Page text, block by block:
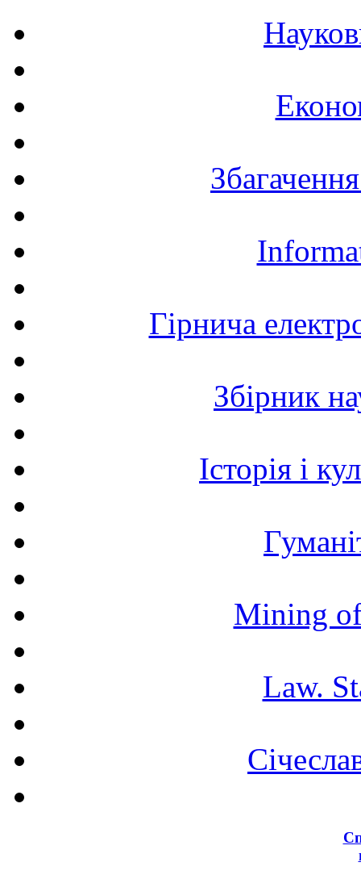
Гірнича
Збірник
Історія і
Mining
Law.